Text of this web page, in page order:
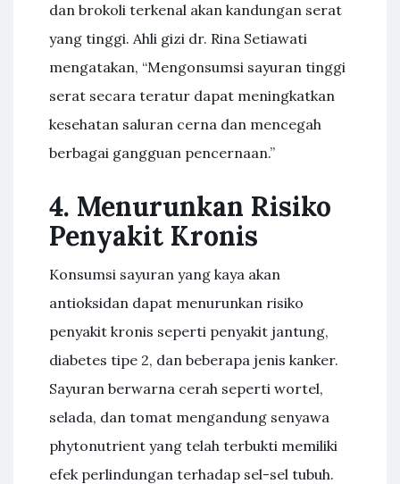
dan brokoli terkenal akan kandungan serat
yang tinggi. Ahli gizi dr. Rina Setiawati
mengatakan, “Mengonsumsi sayuran tinggi
serat secara teratur dapat meningkatkan
kesehatan saluran cerna dan mencegah
berbagai gangguan pencernaan.”
4. Menurunkan Risiko
Penyakit Kronis
Konsumsi sayuran yang kaya akan
antioksidan dapat menurunkan risiko
penyakit kronis seperti penyakit jantung,
diabetes tipe 2, dan beberapa jenis kanker.
Sayuran berwarna cerah seperti wortel,
selada, dan tomat mengandung senyawa
phytonutrient yang telah terbukti memiliki
efek perlindungan terhadap sel-sel tubuh.